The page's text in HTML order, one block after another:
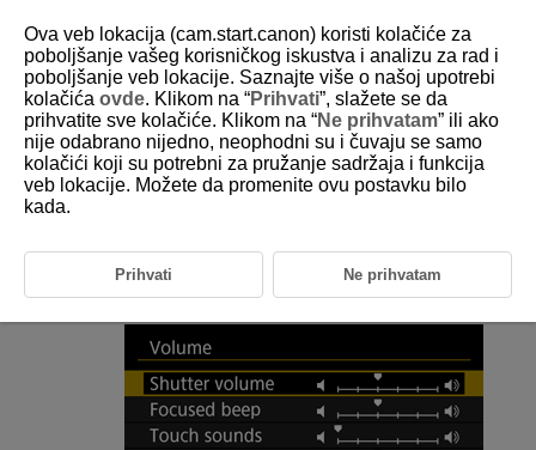
D388-215
Jačina zvuka
Možete podešavati jačinu zvuka fotoaparata.
Odaberite [
Ova veb lokacija (cam.start.canon) koristi kolačiće za
poboljšanje vašeg korisničkog iskustva i analizu za rad i
poboljšanje veb lokacije. Saznajte više o našoj upotrebi
kolačića ovde. Klikom na “Prihvati”, slažete se da
prihvatite sve kolačiće. Klikom na “Ne prihvatam” ili ako
nije odabrano nijedno, neophodni su i čuvaju se samo
kolačići koji su potrebni za pružanje sadržaja i funkcija
veb lokacije. Možete da promenite ovu postavku bilo
kada.
Prihvati Ne prihvatam